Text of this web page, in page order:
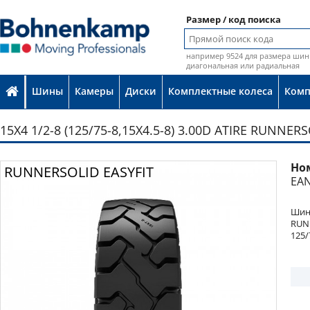
Размер / код поиска
например 9524 для размера шин
диагональная или радиальная
Шины Камеры Диски Комплектные колеса
15X4 1/2-8 (125/75-8,15X4.5-8) 3.00D ATIRE
RUNNERSOLID EASYFIT